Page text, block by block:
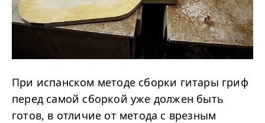
При испанском методе сборки гитары гриф
перед самой сборкой уже должен быть
готов, в отличие от метода с врезным